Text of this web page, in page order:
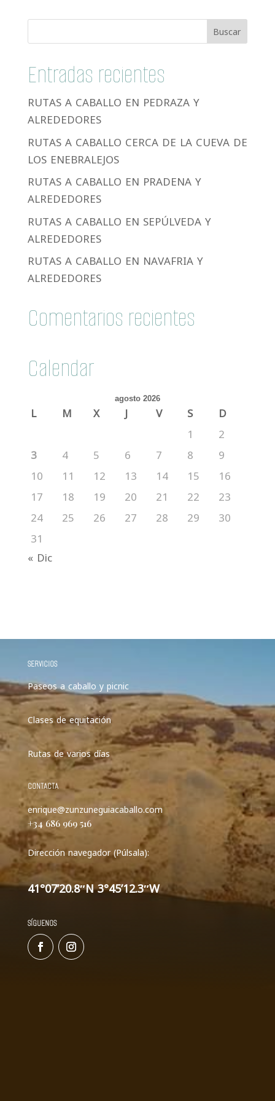
Entradas recientes
RUTAS A CABALLO EN PEDRAZA Y
ALREDEDORES
RUTAS A CABALLO CERCA DE LA CUEVA DE
LOS ENEBRALEJOS
RUTAS A CABALLO EN PRADENA Y
ALREDEDORES
RUTAS A CABALLO EN SEPÚLVEDA Y
ALREDEDORES
RUTAS A CABALLO EN NAVAFRIA Y
ALREDEDORES
Comentarios recientes
Calendar
agosto 2026
L M X J V S
D
1
2
3
4 5 6 7 8
9
10
11 12 13 14 15
16
17
18 19 20 21 22
23
24
25 26 27 28 29
30
31
« Dic
SERVICIOS
Paseos a caballo y picnic
Clases de equitación
Rutas de varios días
CONTACTA
enrique@zunzuneguiacaballo.com
+34 686 969 516
Dirección navegador (Púlsala):
41°07’20.8″N 3°45’12.3″W
SÍGUENOS